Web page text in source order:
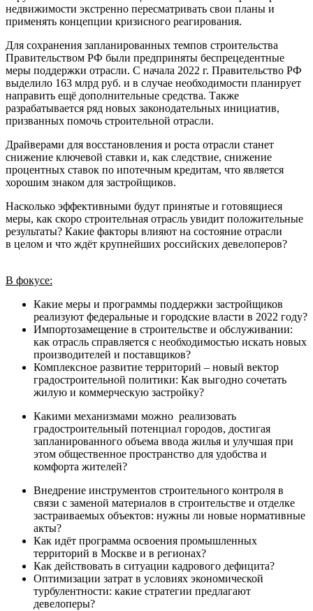
недвижимости экстренно пересматривать свои планы и
применять концепции кризисного реагирования.
Для сохранения запланированных темпов строительства
Правительством РФ были предприняты беспрецедентные
меры поддержки отрасли. С начала 2022 г. Правительство РФ
выделило 163 млрд руб. и в случае необходимости планирует
направить ещё дополнительные средства. Также
разрабатывается ряд новых законодательных инициатив,
призванных помочь строительной отрасли.
Драйверами для восстановления и роста отрасли станет
снижение ключевой ставки и, как следствие, снижение
процентных ставок по ипотечным кредитам, что является
хорошим знаком для застройщиков.
Насколько эффективными будут принятые и готовящиеся
меры, как скоро строительная отрасль увидит положительные
результаты? Какие факторы влияют на состояние отрасли
в целом и что ждёт крупнейших российских девелоперов?
В фокусе:
Какие меры и программы поддержки застройщиков
реализуют федеральные и городские власти в 2022 году?
Импортозамещение в строительстве и обслуживании:
как отрасль справляется с необходимостью искать новых
производителей и поставщиков?
Комплексное развитие территорий – новый вектор
градостроительной политики: Как выгодно сочетать
жилую и коммерческую застройку?
Какими механизмами можно реализовать
градостроительный потенциал городов, достигая
запланированного объема ввода жилья и улучшая при
этом общественное пространство для удобства и
комфорта жителей?
Внедрение инструментов строительного контроля в
связи с заменой материалов в строительстве и отделке
застраиваемых объектов: нужны ли новые нормативные
акты?
Как идёт программа освоения промышленных
территорий в Москве и в регионах?
Как действовать в ситуации кадрового дефицита?
Оптимизации затрат в условиях экономической
турбулентности: какие стратегии предлагают
девелоперы?